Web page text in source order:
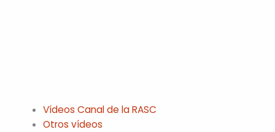
Vídeos Canal de la RASC
Otros vídeos